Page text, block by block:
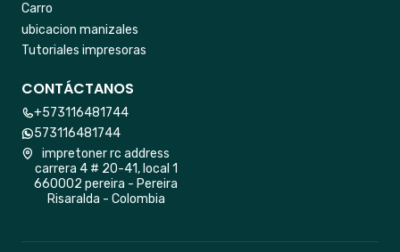
Carro
ubicacion manizales
Tutoriales impresoras
CONTÁCTANOS
+573116481744
573116481744
impretoner rc address
carrera 4 # 20-41, local 1
660002 pereira - Pereira
Risaralda - Colombia